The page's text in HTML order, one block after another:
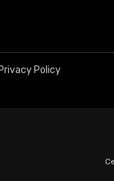
Privacy Policy